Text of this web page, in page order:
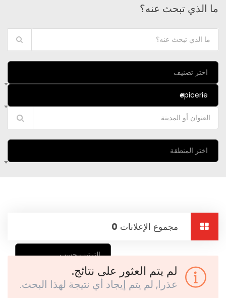
ما الذي تبحث عنه؟
اختر تصنيف
×
epicerie
اختر المنطقة
مجموع الإعلانات 0
الترتيب حسب
لم يتم العثور على نتائج.
عذرا, لم يتم إيجاد أي نتيجة لهذا البحث.